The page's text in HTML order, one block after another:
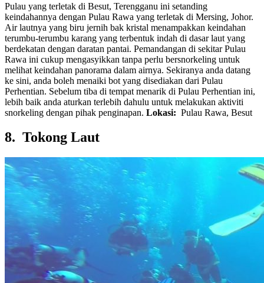
Pulau yang terletak di Besut, Terengganu ini setanding
keindahannya dengan Pulau Rawa yang terletak di Mersing, Johor.
Air lautnya yang biru jernih bak kristal menampakkan keindahan
terumbu-terumbu karang yang terbentuk indah di dasar laut yang
berdekatan dengan daratan pantai. Pemandangan di sekitar Pulau
Rawa ini cukup mengasyikkan tanpa perlu bersnorkeling untuk
melihat keindahan panorama dalam airnya. Sekiranya anda datang
ke sini, anda boleh menaiki bot yang disediakan dari Pulau
Perhentian. Sebelum tiba di tempat menarik di Pulau Perhentian ini,
lebih baik anda aturkan terlebih dahulu untuk melakukan aktiviti
snorkeling dengan pihak penginapan. Lokasi: Pulau Rawa, Besut
8. Tokong Laut